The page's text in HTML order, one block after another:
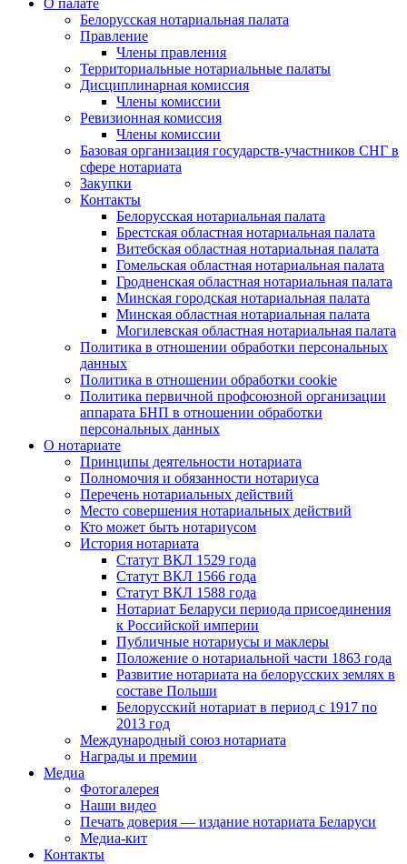
О палате
Белорусская нотариальная палата
Правление
Члены правления
Территориальные нотариальные палаты
Дисциплинарная комиссия
Члены комиссии
Ревизионная комиссия
Члены комиссии
Базовая организация государств-участников СНГ в
сфере нотариата
Закупки
Контакты
Белорусская нотариальная палата
Брестская областная нотариальная палата
Витебская областная нотариальная палата
Гомельская областная нотариальная палата
Гродненская областная нотариальная палата
Минская городская нотариальная палата
Минская областная нотариальная палата
Могилевская областная нотариальная палата
Политика в отношении обработки персональных
данных
Политика в отношении обработки cookie
Политика первичной профсоюзной организации
аппарата БНП в отношении обработки
персональных данных
О нотариате
Принципы деятельности нотариата
Полномочия и обязанности нотариуса
Перечень нотариальных действий
Место совершения нотариальных действий
Кто может быть нотариусом
История нотариата
Статут ВКЛ 1529 года
Статут ВКЛ 1566 года
Статут ВКЛ 1588 года
Нотариат Беларуси периода присоединения
к Российской империи
Публичные нотариусы и маклеры
Положение о нотариальной части 1863 года
Развитие нотариата на белорусских землях в
составе Польши
Белорусский нотариат в период с 1917 по
2013 год
Международный союз нотариата
Награды и премии
Медиа
Фотогалерея
Наши видео
Печать доверия — издание нотариата Беларуси
Медиа-кит
Контакты